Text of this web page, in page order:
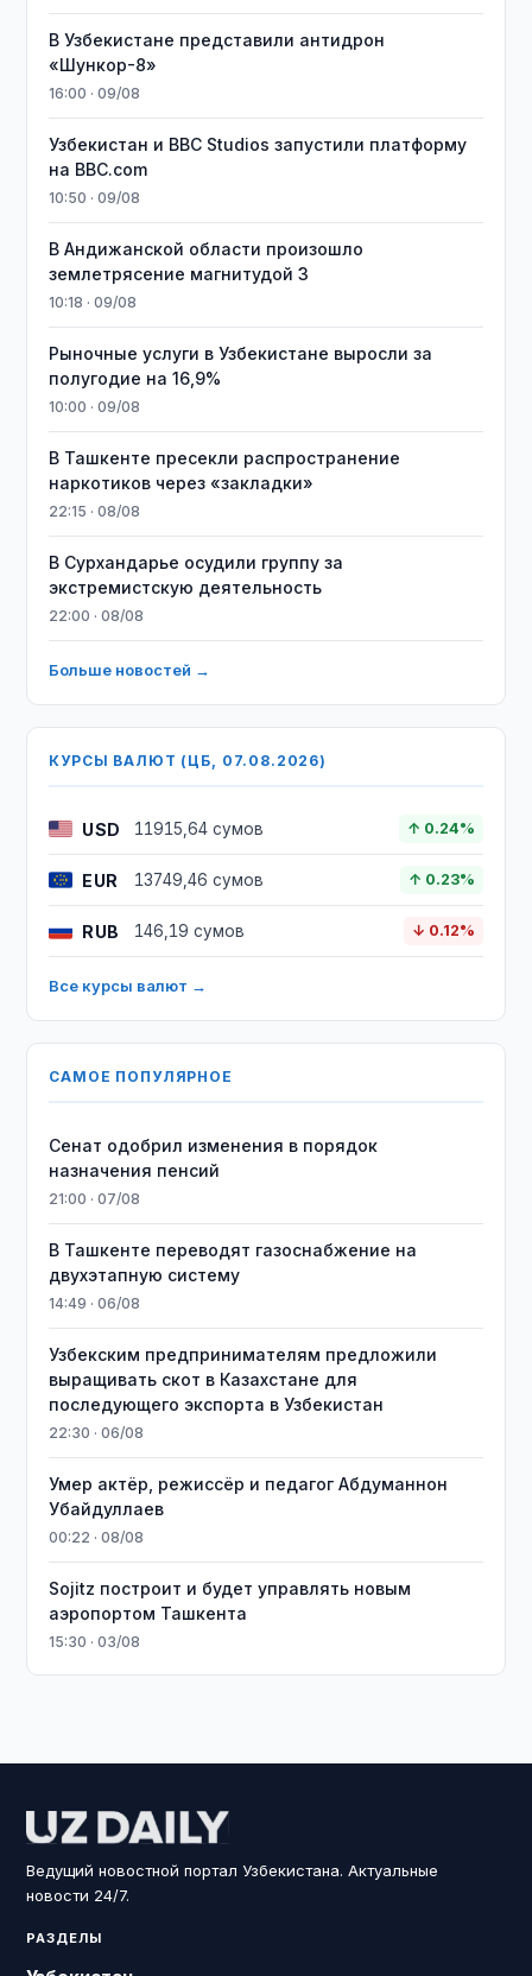
В Узбекистане представили антидрон
«Шункор-8»
16:00 · 09/08
Узбекистан и BBC Studios запустили платформу
на BBC.com
10:50 · 09/08
В Андижанской области произошло
землетрясение магнитудой 3
10:18 · 09/08
Рыночные услуги в Узбекистане выросли за
полугодие на 16,9%
10:00 · 09/08
В Ташкенте пресекли распространение
наркотиков через «закладки»
22:15 · 08/08
В Сурхандарье осудили группу за
экстремистскую деятельность
22:00 · 08/08
Больше новостей →
КУРСЫ ВАЛЮТ (ЦБ, 07.08.2026)
USD 11915,64 сумов ↑ 0.24%
EUR 13749,46 сумов ↑ 0.23%
RUB 146,19 сумов ↓ 0.12%
Все курсы валют →
САМОЕ ПОПУЛЯРНОЕ
Сенат одобрил изменения в порядок
назначения пенсий
21:00 · 07/08
В Ташкенте переводят газоснабжение на
двухэтапную систему
14:49 · 06/08
Узбекским предпринимателям предложили
выращивать скот в Казахстане для
последующего экспорта в Узбекистан
22:30 · 06/08
Умер актёр, режиссёр и педагог Абдуманнон
Убайдуллаев
00:22 · 08/08
Sojitz построит и будет управлять новым
аэропортом Ташкента
15:30 · 03/08
Ведущий новостной портал Узбекистана. Актуальные
новости 24/7.
РАЗДЕЛЫ